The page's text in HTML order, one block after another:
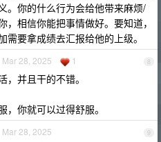
。你的什么行为会给他带来麻烦/
相信你能把事情做好。要知道，
要拿成绩去汇报给他的上级。
8
Mar 28, 2025 1
并且干的不错。
你就可以过得舒服。
9
Mar 28, 2025